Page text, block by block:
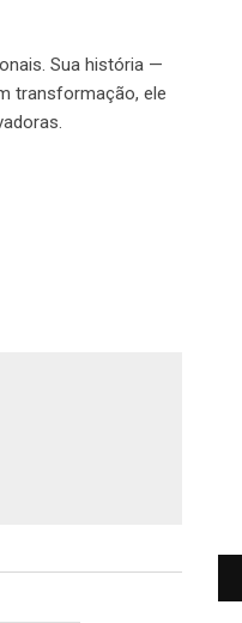
Sua história —
transformação, ele